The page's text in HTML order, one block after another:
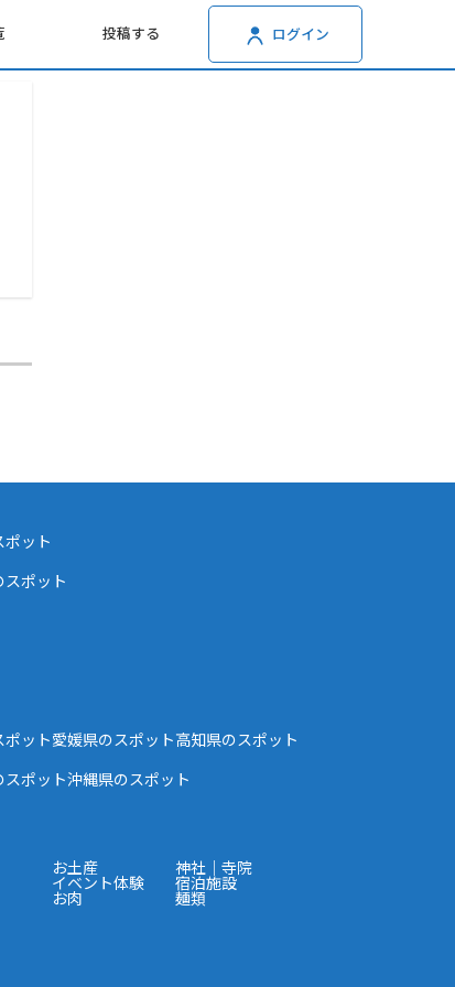
投稿する ログイン
ット
ポット
ット愛媛県のスポット高知県のスポット
ポット沖縄県のスポット
お土産 神社｜寺院
イベント体験 宿泊施設
お肉 麺類